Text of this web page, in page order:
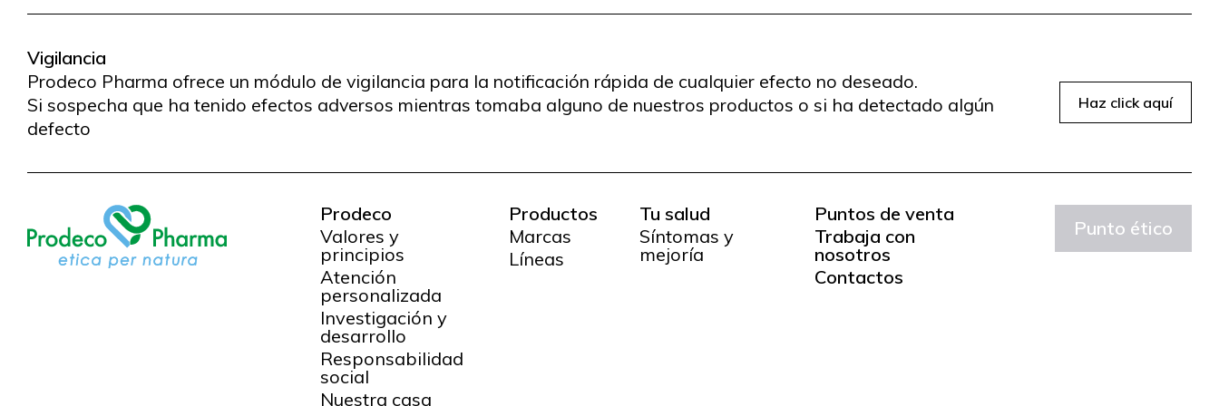
Vigilancia
Prodeco Pharma ofrece un módulo de vigilancia para la notificación rápida de cualquier efecto no deseado.
Si sospecha que ha tenido efectos adversos mientras tomaba alguno de nuestros productos o si ha detectado algún
defecto
Haz click aquí
Prodeco
Valores y
principios
Atención
personalizada
Investigación y
desarrollo
Responsabilidad
social
Nuestra casa
Productos
Marcas
Líneas
Tu salud
Síntomas y
mejoría
Puntos de venta
Trabaja con
nosotros
Contactos
Punto ético